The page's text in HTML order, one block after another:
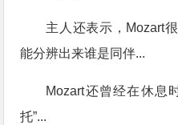
主人还表示，Mozart
能分辨出来谁是同伴...
Mozart还曾经在休息
托”...